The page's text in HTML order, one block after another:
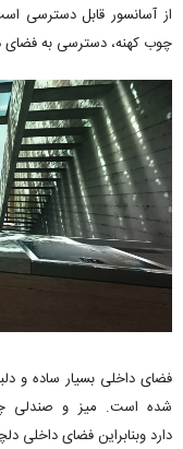
از آسانسور قابل دسترسی
چوب کهنه، دسترسی به
فضای داخلی بسیار ساده و
شده است. میز و صندلی
دارد وبنابراین فضای داخلی